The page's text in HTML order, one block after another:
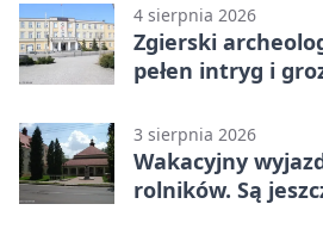
4 sierpnia 2026
Zgierski
pełen intryg i
3 sierpnia 2026
Wakacyjny
rolników. Są